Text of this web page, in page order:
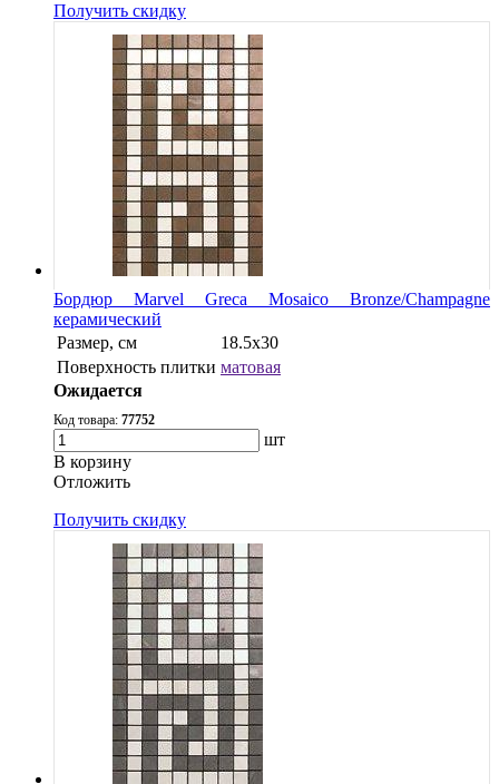
Получить скидку
Бордюр Marvel Greca Mosaico Bronze/Champagne
керамический
Размер, см
18.5x30
Поверхность плитки матовая
Ожидается
Код товара: 77752
шт
В корзину
Oтложить
Получить скидку